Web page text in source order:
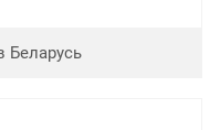
Беларусь